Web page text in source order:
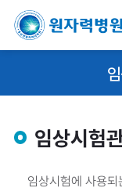
임상시험
임상시험에 사용